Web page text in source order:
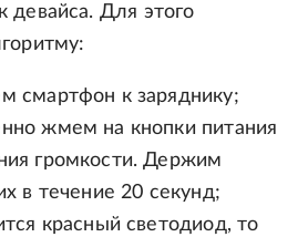
Для этого
смартфон к заряднику;
жмем на кнопки питания
громкости. Держим
в течение 20 секунд;
красный светодиод, то